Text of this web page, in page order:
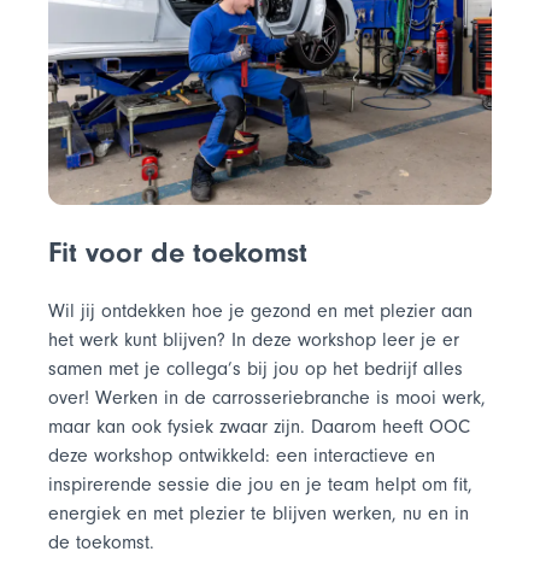
Fit voor de toekomst
Wil jij ontdekken hoe je gezond en met plezier aan
het werk kunt blijven? In deze workshop leer je er
samen met je collega’s bij jou op het bedrijf alles
over! Werken in de carrosseriebranche is mooi werk,
maar kan ook fysiek zwaar zijn. Daarom heeft OOC
deze workshop ontwikkeld: een interactieve en
inspirerende sessie die jou en je team helpt om fit,
energiek en met plezier te blijven werken, nu en in
de toekomst.